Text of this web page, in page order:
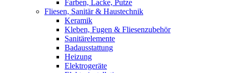
Farben, Lacke, Putze
Fliesen, Sanitär & Haustechnik
Keramik
Kleben, Fugen & Fliesenzubehör
Sanitärelemente
Badausstattung
Heizung
Elektrogeräte